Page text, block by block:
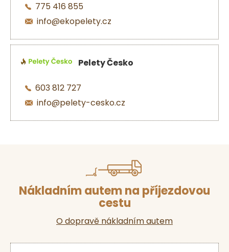
775 416 855
info@ekopelety.cz
Pelety Česko
603 812 727
info@pelety-cesko.cz
Nákladním autem na příjezdovou
cestu
O dopravě nákladním autem